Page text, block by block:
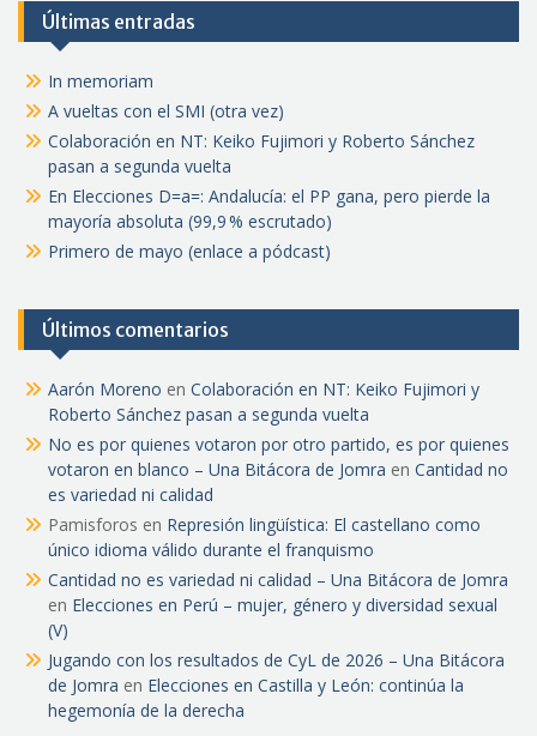
Últimas entradas
In memoriam
A vueltas con el SMI (otra vez)
Colaboración en NT: Keiko Fujimori y Roberto Sánchez
pasan a segunda vuelta
En Elecciones D=a=: Andalucía: el PP gana, pero pierde la
mayoría absoluta (99,9 % escrutado)
Primero de mayo (enlace a pódcast)
Últimos comentarios
Aarón Moreno en Colaboración en NT: Keiko Fujimori y
Roberto Sánchez pasan a segunda vuelta
No es por quienes votaron por otro partido, es por quienes
votaron en blanco – Una Bitácora de Jomra en Cantidad no
es variedad ni calidad
Pamisforos en Represión lingüística: El castellano como
único idioma válido durante el franquismo
Cantidad no es variedad ni calidad – Una Bitácora de Jomra
en Elecciones en Perú – mujer, género y diversidad sexual
(V)
Jugando con los resultados de CyL de 2026 – Una Bitácora
de Jomra en Elecciones en Castilla y León: continúa la
hegemonía de la derecha